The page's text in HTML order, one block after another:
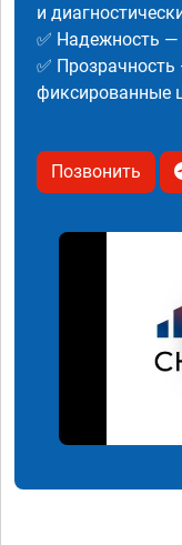
и
✅ Надежность —
✅
фиксированные
Позвонить